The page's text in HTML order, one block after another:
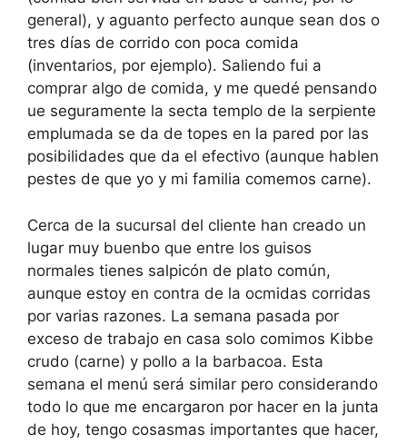
general), y aguanto perfecto aunque sean dos o
tres días de corrido con poca comida
(inventarios, por ejemplo). Saliendo fui a
comprar algo de comida, y me quedé pensando
ue seguramente la secta templo de la serpiente
emplumada se da de topes en la pared por las
posibilidades que da el efectivo (aunque hablen
pestes de que yo y mi familia comemos carne).
Cerca de la sucursal del cliente han creado un
lugar muy buenbo que entre los guisos
normales tienes salpicón de plato común,
aunque estoy en contra de la ocmidas corridas
por varias razones. La semana pasada por
exceso de trabajo en casa solo comimos Kibbe
crudo (carne) y pollo a la barbacoa. Esta
semana el menú será similar pero considerando
todo lo que me encargaron por hacer en la junta
de hoy, tengo cosasmas importantes que hacer,